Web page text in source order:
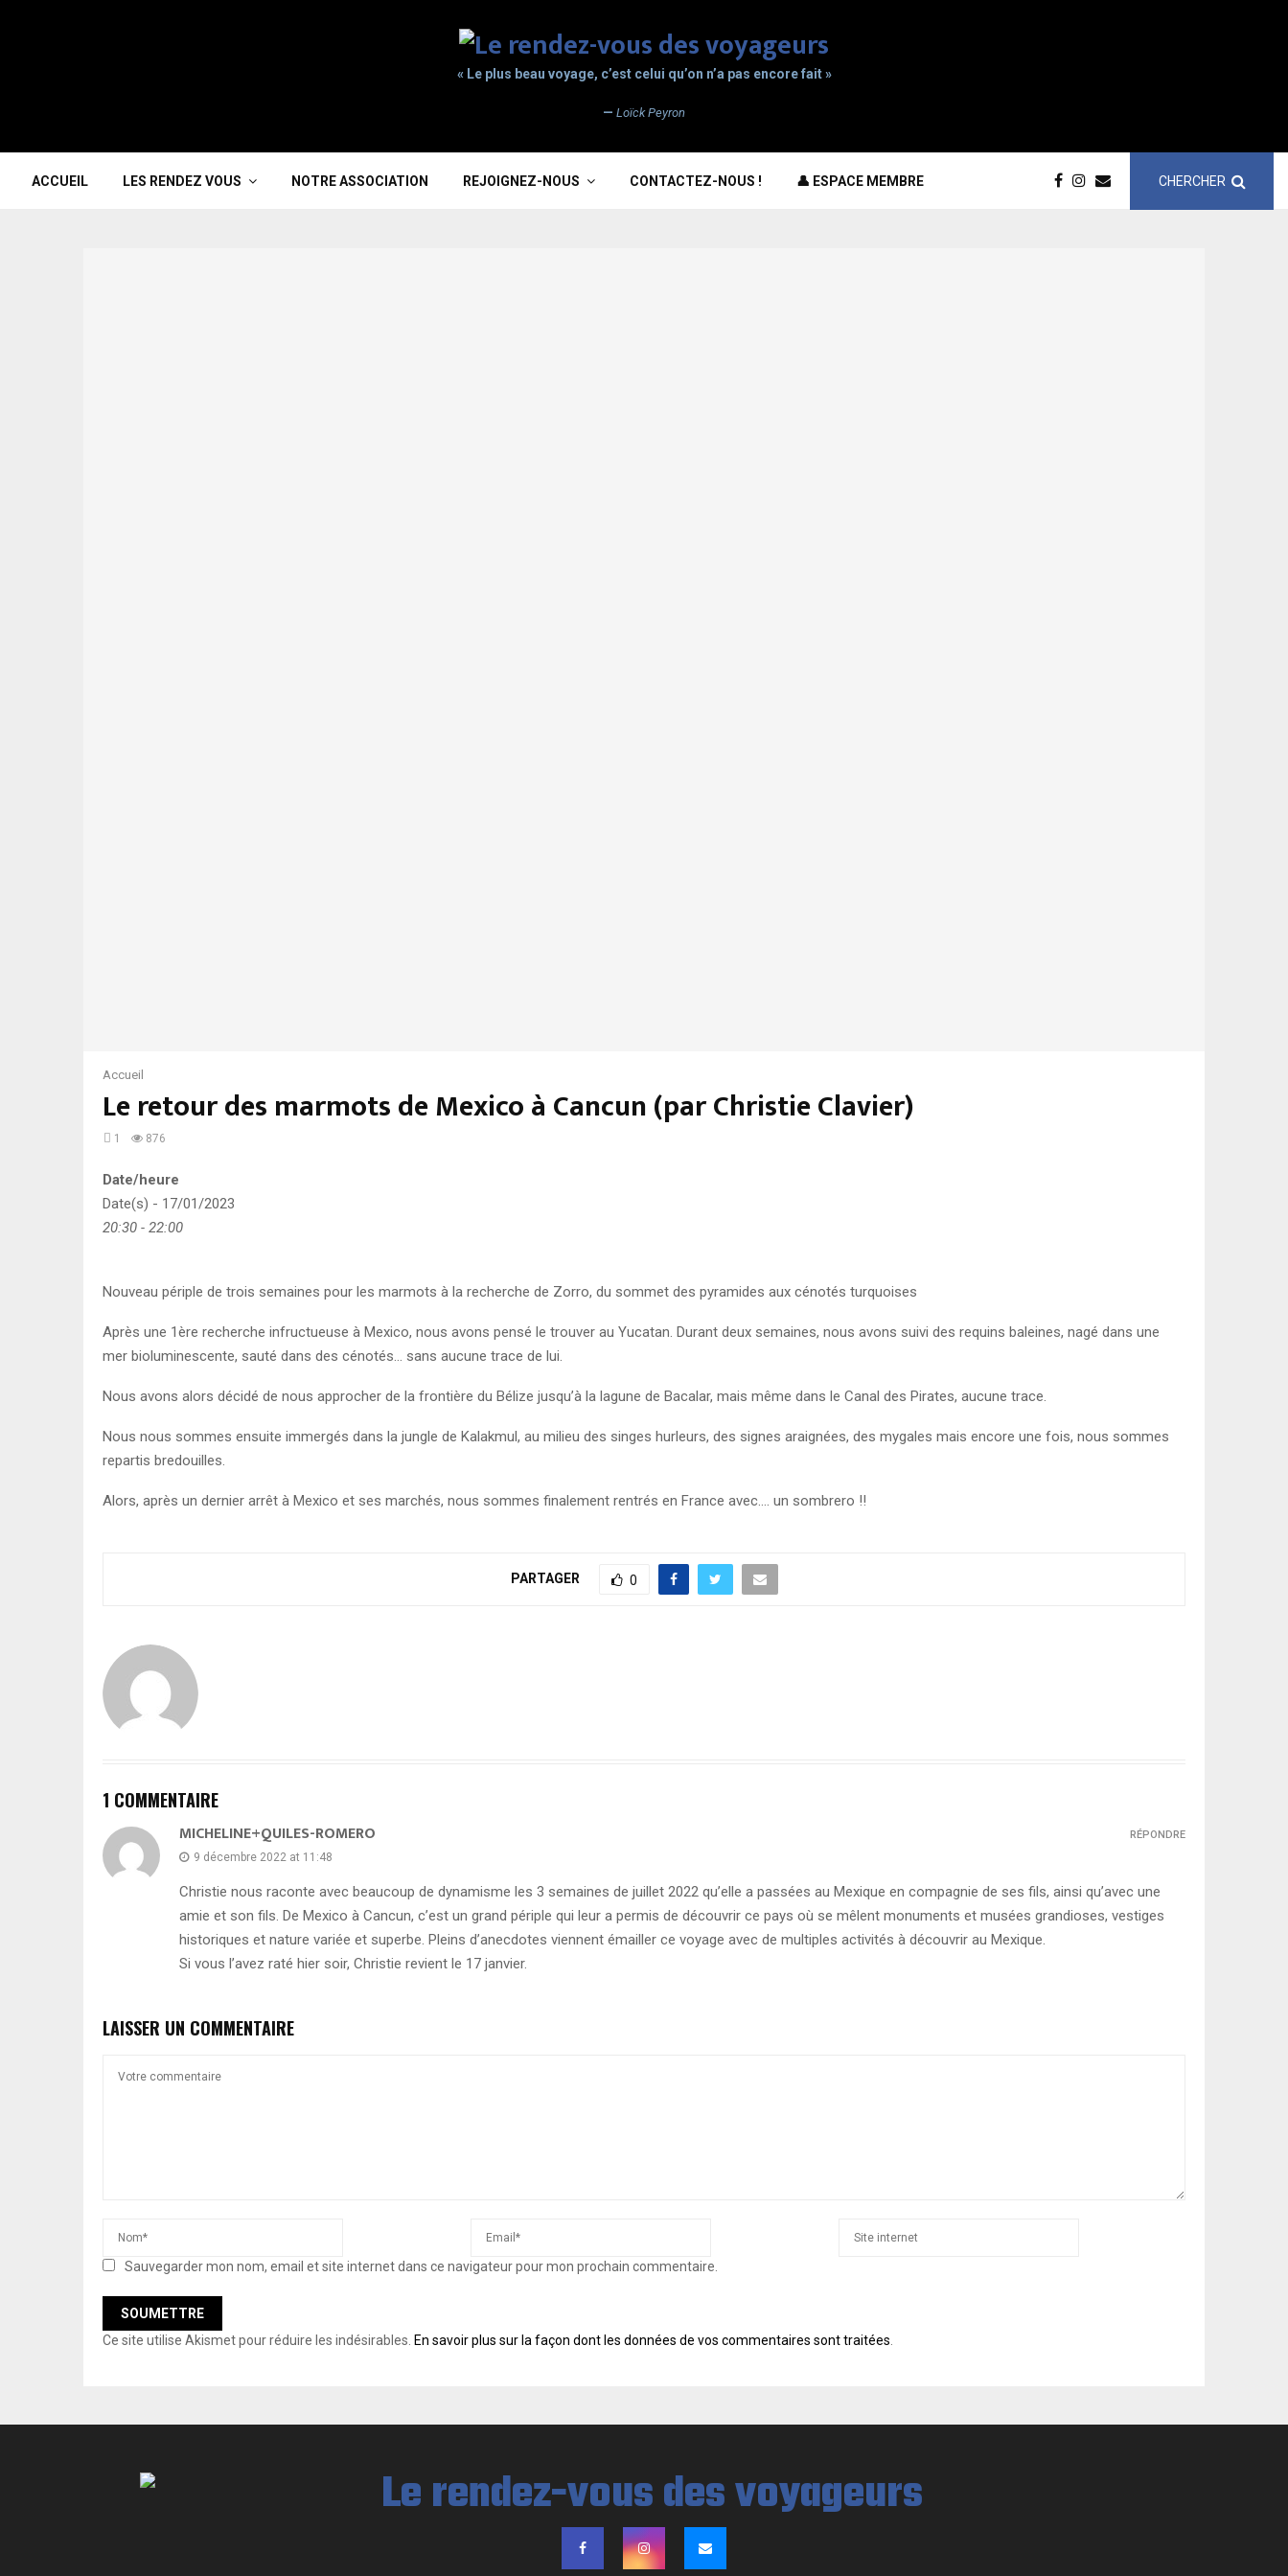
« Le plus beau voyage, c’est celui qu’on n’a pas encore fait »
— Loïck Peyron
ACCUEIL LES RENDEZ VOUS NOTRE ASSOCIATION REJOIGNEZ-NOUS CONTACTEZ-NOUS ! 👤 ESPACE MEMBRE CHERCHER
Accueil
Le retour des marmots de Mexico à Cancun (par Christie Clavier)
1 876
Date/heure
Date(s) - 17/01/2023
20:30 - 22:00
Nouveau périple de trois semaines pour les marmots à la recherche de Zorro, du sommet des pyramides aux cénotés turquoises
Après une 1ère recherche infructueuse à Mexico, nous avons pensé le trouver au Yucatan. Durant deux semaines, nous avons suivi des requins baleines, nagé dans une
mer bioluminescente, sauté dans des cénotés… sans aucune trace de lui.
Nous avons alors décidé de nous approcher de la frontière du Bélize jusqu’à la lagune de Bacalar, mais même dans le Canal des Pirates, aucune trace.
Nous nous sommes ensuite immergés dans la jungle de Kalakmul, au milieu des singes hurleurs, des signes araignées, des mygales mais encore une fois, nous sommes
repartis bredouilles.
Alors, après un dernier arrêt à Mexico et ses marchés, nous sommes finalement rentrés en France avec…. un sombrero !!
PARTAGER 0
1 COMMENTAIRE
MICHELINE+QUILES-ROMERO
9 décembre 2022 at 11:48
Christie nous raconte avec beaucoup de dynamisme les 3 semaines de juillet 2022 qu’elle a passées au Mexique en compagnie de ses fils, ainsi qu’avec une
amie et son fils. De Mexico à Cancun, c’est un grand périple qui leur a permis de découvrir ce pays où se mêlent monuments et musées grandioses, vestiges
historiques et nature variée et superbe. Pleins d’anecdotes viennent émailler ce voyage avec de multiples activités à découvrir au Mexique.
Si vous l’avez raté hier soir, Christie revient le 17 janvier.
RÉPONDRE
LAISSER UN COMMENTAIRE
Sauvegarder mon nom, email et site internet dans ce navigateur pour mon prochain commentaire.
Ce site utilise Akismet pour réduire les indésirables. En savoir plus sur la façon dont les données de vos commentaires sont traitées